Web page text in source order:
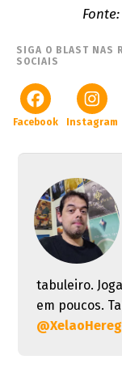
SIGA O BLAST NAS
SOCIAIS
Facebook Instagram
tabuleiro.
em poucos.